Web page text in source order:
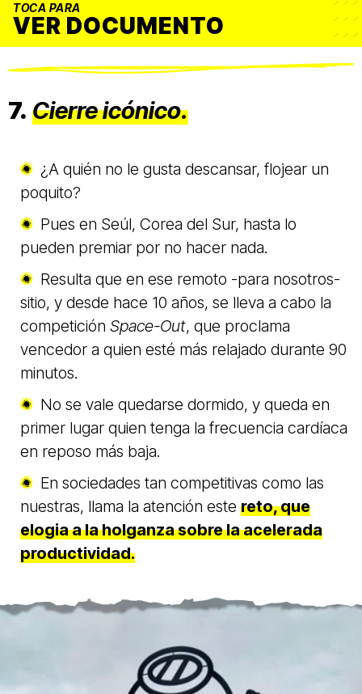
TOCA PARA
VER DOCUMENTO
7. Cierre icónico.
¿A quién no le gusta descansar, flojear un
poquito?
Pues en Seúl, Corea del Sur, hasta lo
pueden premiar por no hacer nada.
Resulta que en ese remoto -para nosotros-
sitio, y desde hace 10 años, se lleva a cabo la
competición Space-Out, que proclama
vencedor a quien esté más relajado durante 90
minutos.
No se vale quedarse dormido, y queda en
primer lugar quien tenga la frecuencia cardíaca
en reposo más baja.
En sociedades tan competitivas como las
nuestras, llama la atención este reto, que
elogia a la holganza sobre la acelerada
productividad.